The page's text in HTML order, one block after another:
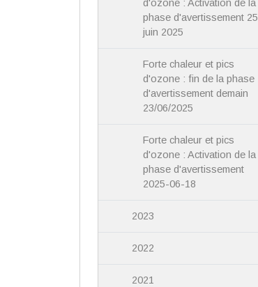
d'ozone : Activation de la
phase d'avertissement 25
juin 2025
Forte chaleur et pics
d'ozone : fin de la phase
d'avertissement demain
23/06/2025
Forte chaleur et pics
d'ozone : Activation de la
phase d'avertissement
2025-06-18
2023
2022
2021